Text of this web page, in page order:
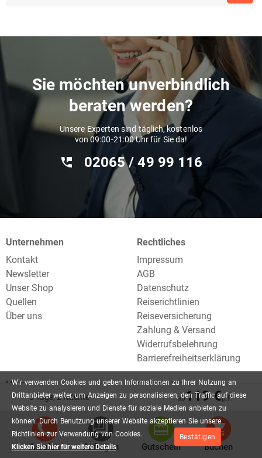
Wir verwenden Cookies und geben Informationen zu Ihrer Nutzung an
Drittanbieter weiter, um Anzeigen zu personalisieren, den Traffic auf diese
Website zu analysieren und Dienste für soziale Medien anbieten zu
können. Durch Benutzung unserer Website akzeptieren Sie unsere
Richtlinien zur Verwendung von Cookies.
Klicken Sie hier für weitere Details
Bestätigen
3 Tage, 2 Nächte ab119 €p.P.
Anrufen Anfragen Gutschein Buchen
Sie möchten unverbindlich
beraten werden?
Unsere Experten sind täglich, kostenlos
von 09:00-21:00 Uhr für Sie da!
02065 / 49 ‌99 116
Unternehmen
Kontakt
Newsletter
Unser Shop
Quellen
Über uns
Rechtliches
Impressum
AGB
Datenschutz
Reiserichtlinien
Reiseversicherung
Zahlung & Versand
Widerrufsbelehrung
Barrierefreiheitserklärung
Hilfe
Lexikon
Blog
Urlaubsfinder
Gutscheine
Urlaubsgutschein einlösen
Reisegutschein bestellen